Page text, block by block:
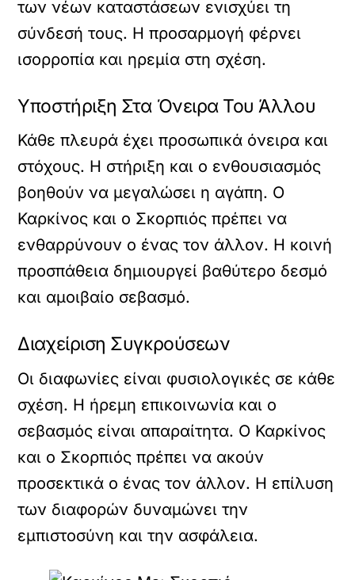
των νέων καταστάσεων ενισχύει τη
σύνδεσή τους. Η προσαρμογή φέρνει
ισορροπία και ηρεμία στη σχέση.
Υποστήριξη Στα Όνειρα Του Άλλου
Κάθε πλευρά έχει προσωπικά όνειρα και
στόχους. Η στήριξη και ο ενθουσιασμός
βοηθούν να μεγαλώσει η αγάπη. Ο
Καρκίνος και ο Σκορπιός πρέπει να
ενθαρρύνουν ο ένας τον άλλον. Η κοινή
προσπάθεια δημιουργεί βαθύτερο δεσμό
και αμοιβαίο σεβασμό.
Διαχείριση Συγκρούσεων
Οι διαφωνίες είναι φυσιολογικές σε κάθε
σχέση. Η ήρεμη επικοινωνία και ο
σεβασμός είναι απαραίτητα. Ο Καρκίνος
και ο Σκορπιός πρέπει να ακούν
προσεκτικά ο ένας τον άλλον. Η επίλυση
των διαφορών δυναμώνει την
εμπιστοσύνη και την ασφάλεια.